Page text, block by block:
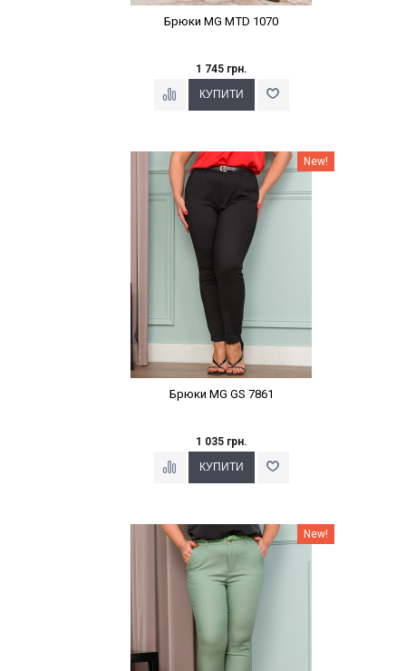
Брюки MG MTD 1070
1 745 грн.
Наклейки Варіант з % New!
Брюки MG GS 7861
1 035 грн.
Наклейки Варіант з % New!